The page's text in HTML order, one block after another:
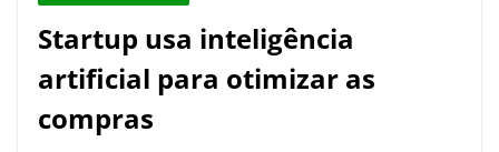
Startup usa inteligência
artificial para otimizar as
compras